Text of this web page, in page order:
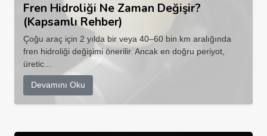
Fren Hidroliği Ne Zaman Değişir?
(Kapsamlı Rehber)
Çoğu araç için 2 yılda bir veya 40–60 bin km aralığında
fren hidroliği değişimi önerilir. Ancak en doğru periyot,
üretic...
Devamını Oku